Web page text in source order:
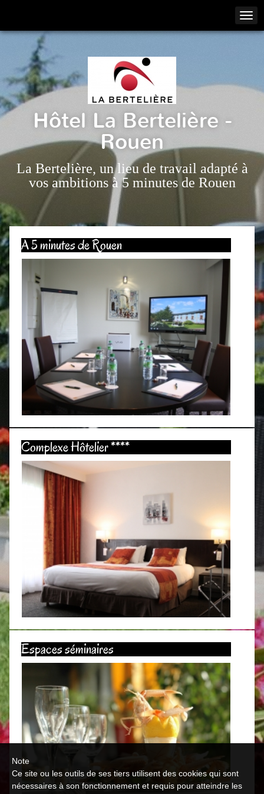
Hôtel La Bertelière -
Rouen
La Bertelière, un lieu de travail adapté à
vos ambitions à 5 minutes de Rouen
A 5 minutes de Rouen
Situé à 1h30 de Paris par l’autoroute A13, très facile
d’accès, le complexe hôtelier La Bertelière est situé aux
portes de Rouen, à Saint Martin du Vivier. Nous vous
proposons des prestations haut de gamme, avec de
nombreuses formules clé en main, dans un cadre
verdoyant, calme, arboré et fleuri.
Complexe Hôtelier ****
Toutes nos chambres entièrement rénovées avec goût et
raffinement se répartissent entre le rez-de-jardin et le
premier étage. Elles sont toutes prêtes à vous accueillir
chaleureusement.
Espaces séminaires
Note
Ce site ou les outils de ses tiers utilisent des cookies qui sont
nécessaires à son fonctionnement et requis pour atteindre les